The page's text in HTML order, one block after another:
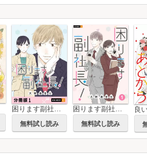
困ります副社長！ 【分冊版】
無料試し読み
困ります副社長！
無料試し読み